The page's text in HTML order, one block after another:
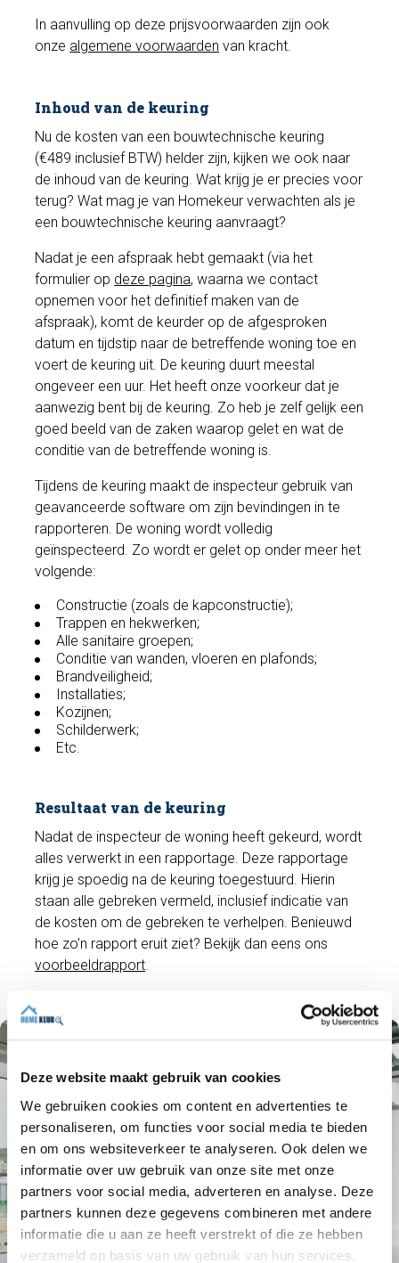
Deze website maakt gebruik van cookies
We gebruiken cookies om content en advertenties te
personaliseren, om functies voor social media te bieden
en om ons websiteverkeer te analyseren. Ook delen we
informatie over uw gebruik van onze site met onze
partners voor social media, adverteren en analyse. Deze
partners kunnen deze gegevens combineren met andere
informatie die u aan ze heeft verstrekt of die ze hebben
verzameld op basis van uw gebruik van hun services.
In aanvulling op deze prijsvoorwaarden zijn ook
onze algemene voorwaarden van kracht.
Inhoud van de keuring
Nu de kosten van een bouwtechnische keuring
(€489 inclusief BTW) helder zijn, kijken we ook naar
de inhoud van de keuring. Wat krijg je er precies voor
terug? Wat mag je van Homekeur verwachten als je
een bouwtechnische keuring aanvraagt?
Nadat je een afspraak hebt gemaakt (via het
formulier op deze pagina, waarna we contact
opnemen voor het definitief maken van de
afspraak), komt de keurder op de afgesproken
datum en tijdstip naar de betreffende woning toe en
voert de keuring uit. De keuring duurt meestal
ongeveer een uur. Het heeft onze voorkeur dat je
aanwezig bent bij de keuring. Zo heb je zelf gelijk een
goed beeld van de zaken waarop gelet en wat de
conditie van de betreffende woning is.
Tijdens de keuring maakt de inspecteur gebruik van
geavanceerde software om zijn bevindingen in te
rapporteren. De woning wordt volledig
geïnspecteerd. Zo wordt er gelet op onder meer het
volgende:
Constructie (zoals de kapconstructie);
Trappen en hekwerken;
Alle sanitaire groepen;
Conditie van wanden, vloeren en plafonds;
Brandveiligheid;
Installaties;
Kozijnen;
Schilderwerk;
Etc.
Resultaat van de keuring
Nadat de inspecteur de woning heeft gekeurd, wordt
alles verwerkt in een rapportage. Deze rapportage
krijg je spoedig na de keuring toegestuurd. Hierin
staan alle gebreken vermeld, inclusief indicatie van
de kosten om de gebreken te verhelpen. Benieuwd
hoe zo’n rapport eruit ziet? Bekijk dan eens ons
voorbeeldrapport.